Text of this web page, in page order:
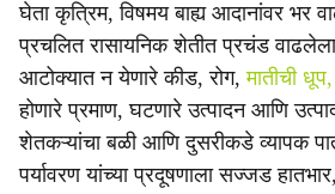
घेता कृत्रिम, विषमय बाह्य आदानांवर भर
प्रचलित रासायनिक शेतीत प्रचंड
आटोक्यात न येणारे कीड, रोग,मातीची धूप,
होणारे प्रमाण, घटणारे उत्पादन आणि
शेतकऱ्यांचा बळी आणि दुसरीकडे व्यापक
पर्यावरण यांच्या प्रदूषणाला सज्जड